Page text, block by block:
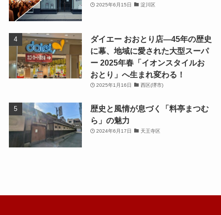
2025年6月15日 淀川区
ダイエー おおとり店—45年の歴史
に幕、地域に愛された大型スーパ
ー 2025年春「イオンスタイルお
おとり」へ生まれ変わる！
2025年1月16日 西区(堺市)
歴史と風情が息づく「料亭まつむ
ら」の魅力
2024年6月17日 天王寺区